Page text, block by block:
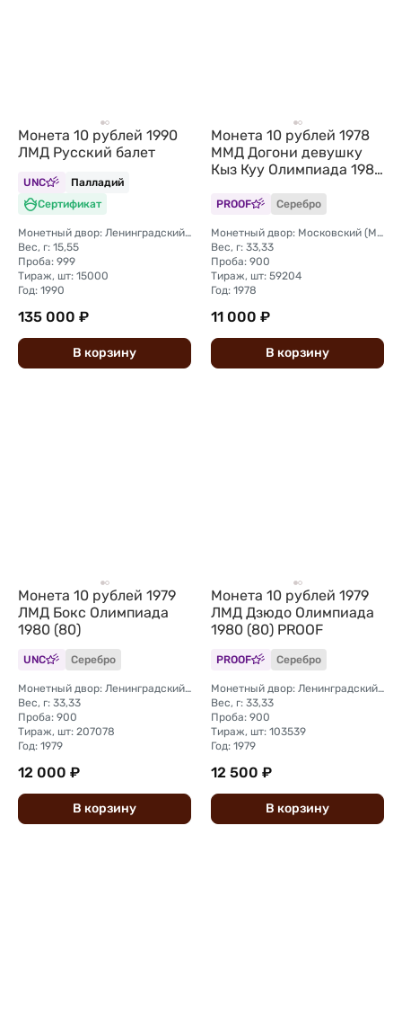
Монета 10 рублей 1990
ЛМД Русский балет
UNC
Палладий
Сертификат
Монетный двор: Ленинградский (ЛМД)
Вес, г: 15,55
Проба: 999
Тираж, шт: 15000
Год: 1990
135 000 ₽
В корзину
Монета 10 рублей 1978
ММД Догони девушку
Кыз Куу Олимпиада 1980
PROOF Серебро
Монетный двор: Московский (ММД)
Вес, г: 33,33
Проба: 900
Тираж, шт: 59204
Год: 1978
11 000 ₽
В корзину
Монета 10 рублей 1979
ЛМД Бокс Олимпиада
1980 (80)
UNC Серебро
Монетный двор: Ленинградский (ЛМД)
Вес, г: 33,33
Проба: 900
Тираж, шт: 207078
Год: 1979
12 000 ₽
В корзину
Монета 10 рублей 1979
ЛМД Дзюдо Олимпиада
1980 (80) PROOF
PROOF Серебро
Монетный двор: Ленинградский (ЛМД)
Вес, г: 33,33
Проба: 900
Тираж, шт: 103539
Год: 1979
12 500 ₽
В корзину